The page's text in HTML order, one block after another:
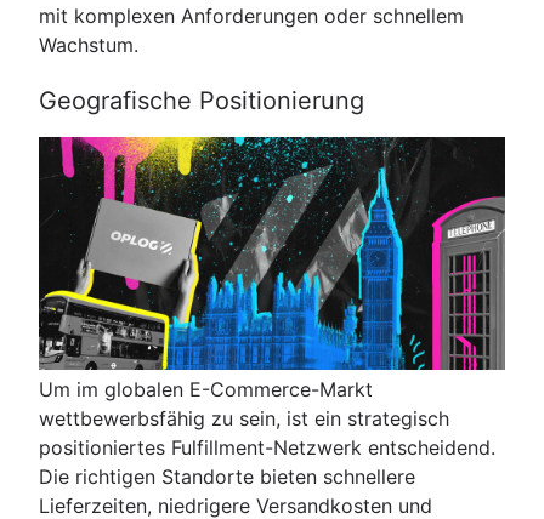
mit komplexen Anforderungen oder schnellem
Wachstum.
Geografische Positionierung
Um im globalen E-Commerce-Markt
wettbewerbsfähig zu sein, ist ein strategisch
positioniertes Fulfillment-Netzwerk entscheidend.
Die richtigen Standorte bieten schnellere
Lieferzeiten, niedrigere Versandkosten und